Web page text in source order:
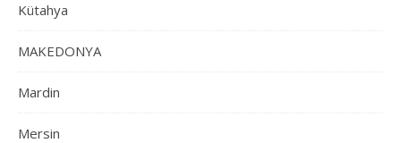
Kütahya
MAKEDONYA
Mardin
Mersin